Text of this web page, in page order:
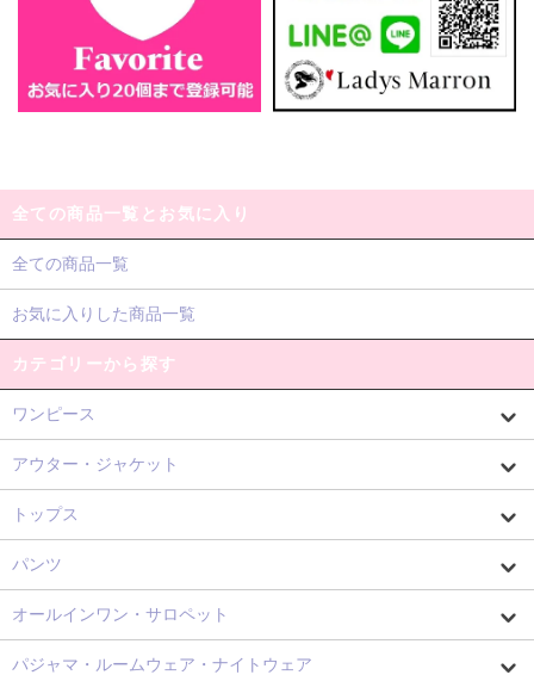
全ての商品一覧とお気に入り
全ての商品一覧
お気に入りした商品一覧
カテゴリーから探す
ワンピース
アウター・ジャケット
トップス
パンツ
オールインワン・サロペット
パジャマ・ルームウェア・ナイトウェア